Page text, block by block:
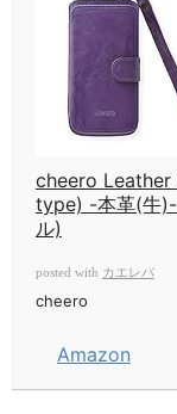
cheero
type) -本革(牛
ル)
posted with カエレバ
cheero
Amazon